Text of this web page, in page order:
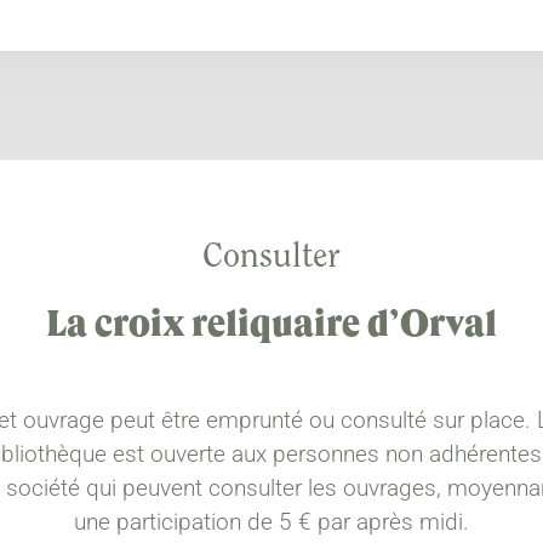
Consulter
La croix reliquaire d’Orval
ouvrage peut être emprunté ou consulté sur place.
est ouverte aux personnes non
société qui peuvent consulter les ouvrages,
une participation de 5 € par après midi.